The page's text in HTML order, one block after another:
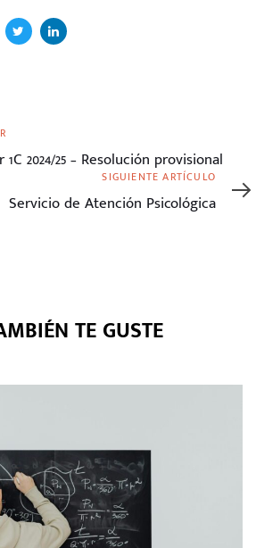
2024/25 – Resolución provisional
artículo
SIGUIENTE ARTÍCULO
Servicio de Atención Psicológica
TE GUSTE